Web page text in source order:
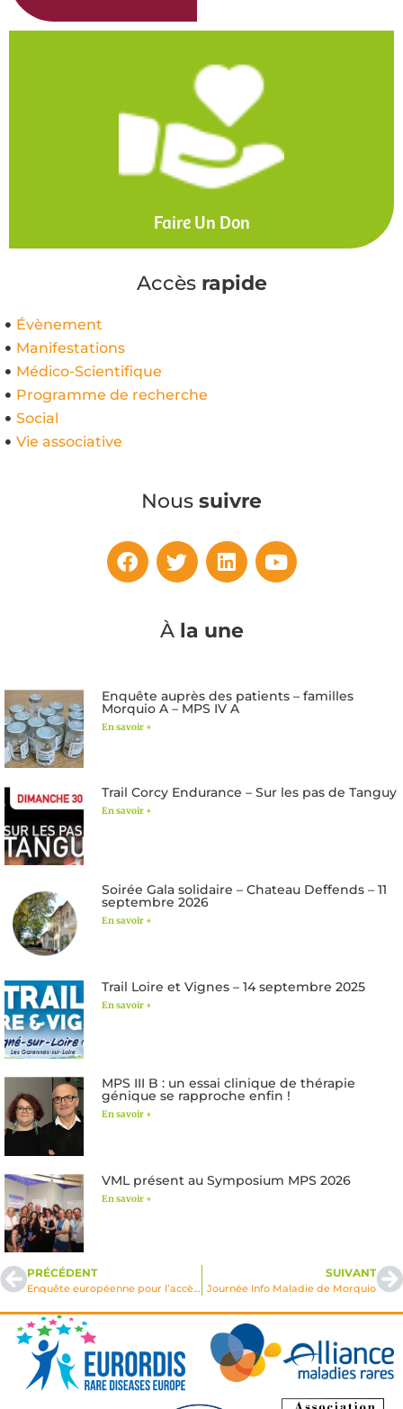
Faire Un Don
Accès rapide
Évènement
Manifestations
Médico-Scientifique
Programme de recherche
Social
Vie associative
Nous suivre
À la une
Enquête auprès des patients – familles
Morquio A – MPS IV A
En savoir +
Trail Corcy Endurance – Sur les pas de Tanguy
En savoir +
Soirée Gala solidaire – Chateau Deffends – 11
septembre 2026
En savoir +
Trail Loire et Vignes – 14 septembre 2025
En savoir +
MPS III B : un essai clinique de thérapie
génique se rapproche enfin !
En savoir +
VML présent au Symposium MPS 2026
En savoir +
PRÉCÉDENT
Enquête européenne pour l’accès aux soins et traitements des maladies rares
SUIVANT
Journée Info Maladie de Morquio